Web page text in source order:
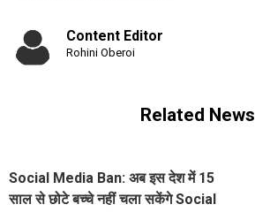
Content Editor
Rohini Oberoi
Related News
Social Media Ban: अब इस देश में 15
साल से छोटे बच्चे नहीं चला सकेंगे Social